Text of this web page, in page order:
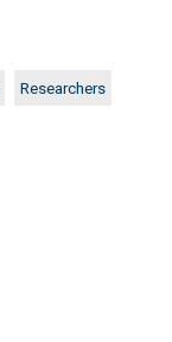
Researchers